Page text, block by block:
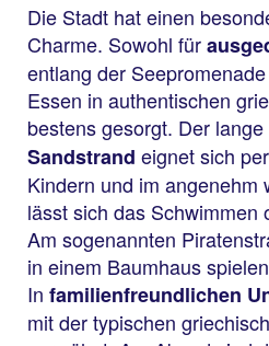
Die Stadt hat einen
Charme. Sowohl für
entlang der
Essen in authentischen
bestens gesorgt. Der lange
Sandstrand eignet sich
Kindern und im angenehm
lässt sich das Schwimmen
Am sogenannten
in einem Baumhaus
In familienfreundlichen
mit der typischen